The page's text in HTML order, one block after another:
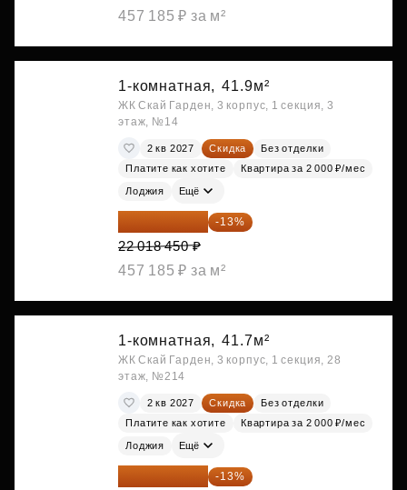
457 185 ₽ за м²
1-комнатная, 41.9м²
ЖК Скай Гарден, 3 корпус, 1 секция, 3
этаж, №14
2 кв 2027 Скидка
Без отделки
Платите как хотите
Квартира за 2 000 ₽/мес
Лоджия Ещё
19 156 052 ₽ -13%
22 018 450 ₽
457 185 ₽ за м²
1-комнатная, 41.7м²
ЖК Скай Гарден, 3 корпус, 1 секция, 28
этаж, №214
2 кв 2027 Скидка
Без отделки
Платите как хотите
Квартира за 2 000 ₽/мес
Лоджия Ещё
19 209 731 ₽ -13%